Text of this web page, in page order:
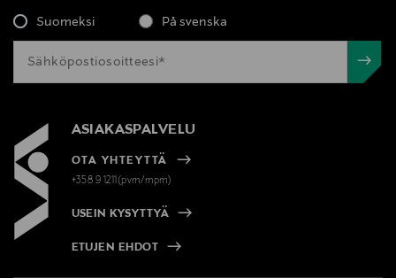
Suomeksi På svenska
ASIAKASPALVELU
OTA YHTEYTTÄ
+358 9 1211(pvm/mpm)
USEIN KYSYTTYÄ
ETUJEN EHDOT